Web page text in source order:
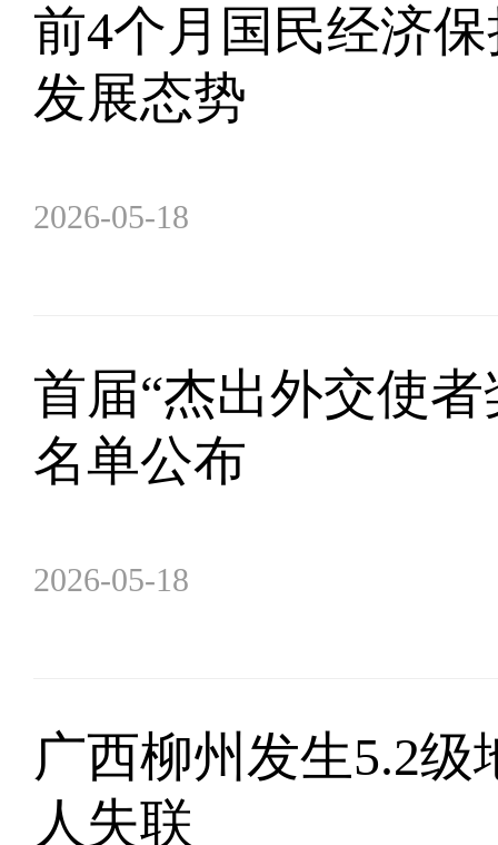
前4个月国民经济
发展态势
2026-05-18
首届“杰出外交使
名单公布
2026-05-18
广西柳州发生5.2级
人失联